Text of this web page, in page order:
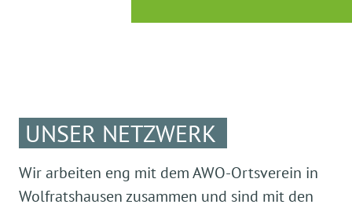
UNSER NETZWERK
Wir arbeiten eng mit dem AWO-Ortsverein in
Wolfratshausen zusammen und sind mit den